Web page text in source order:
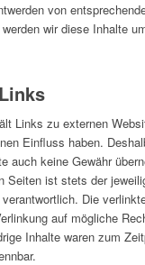
von
wir diese Inhalte
Links zu externen
Einfluss haben.
auch keine Gewähr
Seiten ist stets der
Die
auf mögliche
Inhalte waren zum